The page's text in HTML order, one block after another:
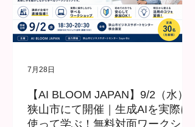
【AI BLOOM JAPAN】9/2（水）
狭山市にて開催｜生成AIを実際に
使って学ぶ！無料対面ワークショ
7月28日